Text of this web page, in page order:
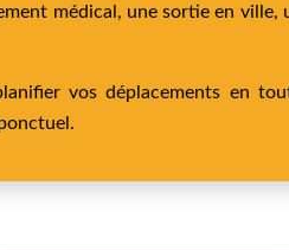
médical, une sortie en
vos déplacements en